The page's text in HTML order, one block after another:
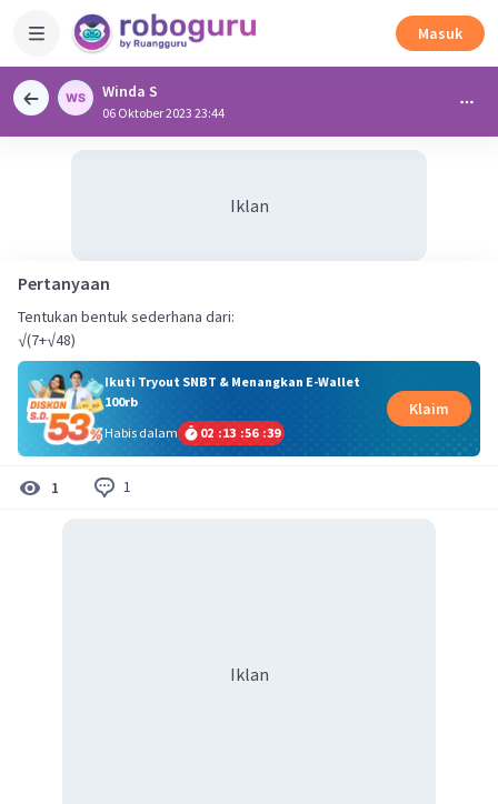
Masuk
Winda S
06 Oktober 2023 23:44
Iklan
Pertanyaan
Tentukan bentuk sederhana dari:
√(7+√48)
Ikuti Tryout SNBT & Menangkan E-Wallet
100rb
Habis dalam
02 :13 :56 :39
Klaim
1 1
Iklan